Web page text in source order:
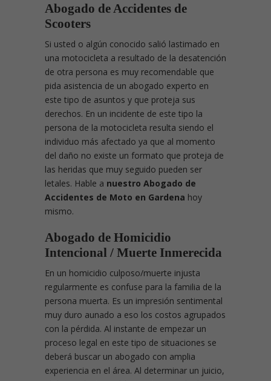
Abogado de Accidentes de
Scooters
Si usted o algún conocido salió lastimado en
una motocicleta a resultado de la desatención
de otra persona es muy recomendable que
pida asistencia de un abogado experto en
este tipo de asuntos y que proteja sus
derechos. En un incidente de este tipo la
persona de la motocicleta resulta siendo el
individuo más afectado ya que al momento
del daño no existe un formato que proteja de
las heridas que muy seguido pueden ser
letales. Hable a nuestro Abogado de
Accidentes de Moto en Gardena hoy
mismo.
Abogado de Homicidio
Intencional / Muerte Inmerecida
En un homicidio culposo/muerte injusta
regularmente es confuse para la familia de la
persona muerta. Es un impresión sentimental
muy duro aunado a eso los costos agrupados
con la pérdida. Al instante de empezar un
proceso legal en este tipo de situaciones se
deberá buscar un abogado con amplia
experiencia en el área. Al determinar un juicio,